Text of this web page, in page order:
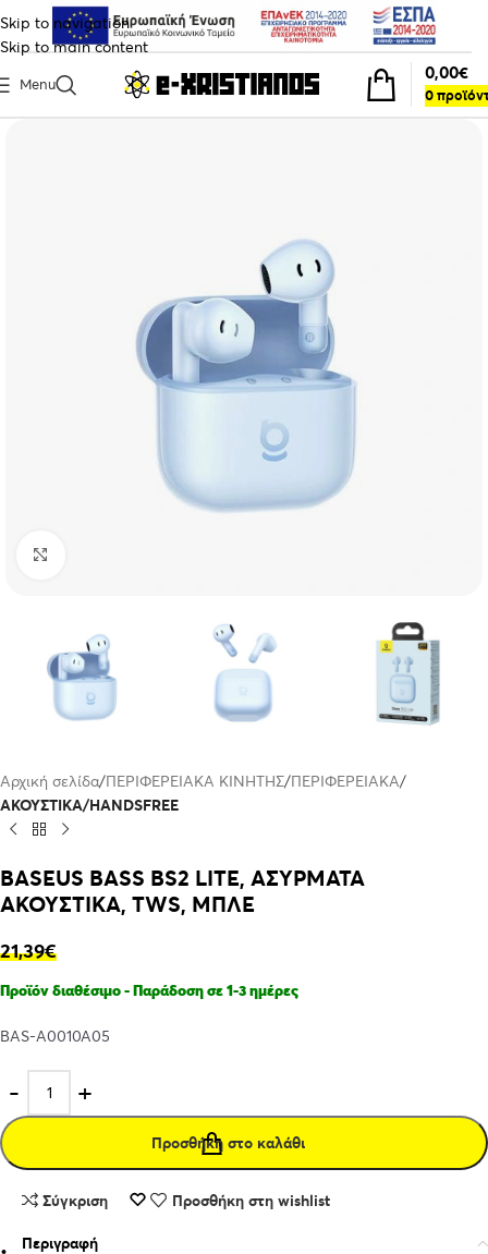
Skip to navigation
Skip to main content
Menu
0
0,00€
Αρχική σελίδα ΠΕΡΙΦΕΡΕΙΑΚΑ ΚΙΝΗΤΗΣ ΠΕΡΙΦΕΡΕΙΑΚΑ
ΑΚΟΥΣΤΙΚΑ/HANDSFREE
BASEUS BASS BS2 LITE, ΑΣΥΡΜΑΤΑ
ΑΚΟΥΣΤΙΚΑ, TWS, ΜΠΛΕ
21,39€
Προϊόν διαθέσιμο - Παράδοση σε 1-3 ημέρες
BAS-A0010A05
Προσθήκη στο καλάθι
Σύγκριση Προσθήκη στη wishlist
Περιγραφή